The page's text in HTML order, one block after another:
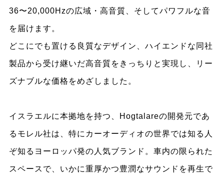
36〜20,000Hzの広域・高音質、そしてパワフルな音
を届けます。
どこにでも置ける良質なデザイン、ハイエンドな同社
製品から受け継いだ高音質をきっちりと実現し、リー
ズナブルな価格をめざしました。
イスラエルに本拠地を持つ、Hogtalareの開発元であ
るモレル社は、特にカーオーディオの世界では知る人
ぞ知るヨーロッパ発の人気ブランド。車内の限られた
スペースで、いかに重厚かつ豊潤なサウンドを再生で